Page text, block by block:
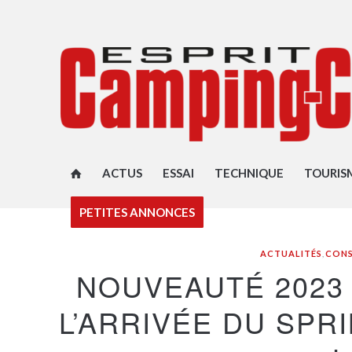
ACTUS ESSAI TECHNIQUE
PETITES ANNONCES
ACTUALITÉS ,
NOUVEAUTÉ
L’ARRIVÉE DU